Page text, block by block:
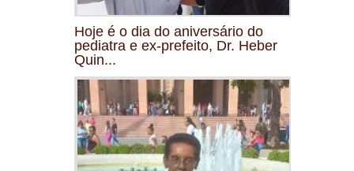
Hoje é o dia do aniversário do
pediatra e ex-prefeito, Dr. Heber
Quin...